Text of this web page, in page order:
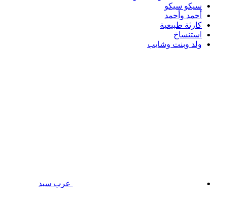
سيكو سيكو
أحمد وأحمد
كارثة طبيعية
استنساخ
ولد وبنت وشايب
عرب سيد